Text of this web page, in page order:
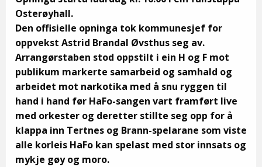
Osterøyhall.
Den offisielle opninga tok kommunesjef for
oppvekst Astrid Brandal Øvsthus seg av.
Arrangørstaben stod oppstilt i ein H og F mot
publikum markerte samarbeid og samhald og
arbeidet mot narkotika med å snu ryggen til
hand i hand før HaFo-sangen vart framført live
med orkester og deretter stillte seg opp for å
klappa inn Tertnes og Brann-spelarane som viste
alle korleis HaFo kan spelast med stor innsats og
mykje gøy og moro.